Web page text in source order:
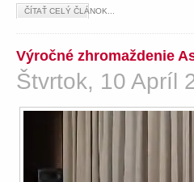
ČÍTAŤ CELÝ ČLÁNOK...
Výročné zhromaždenie
Štvrtok, 10 Apríl